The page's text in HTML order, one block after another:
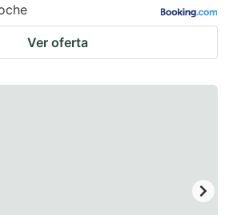
Ver oferta